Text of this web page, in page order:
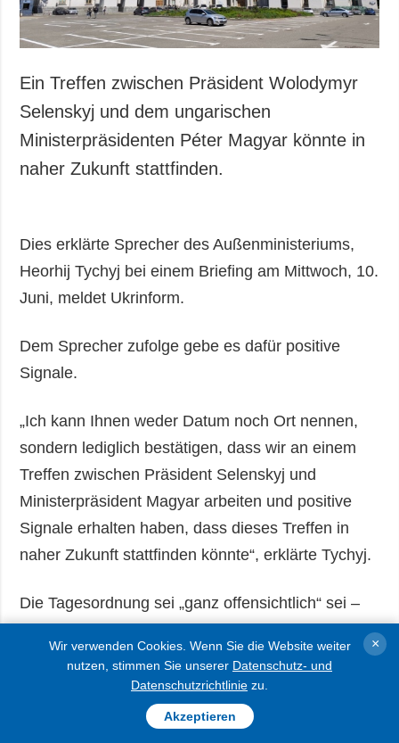
Ein Treffen zwischen Präsident Wolodymyr
Selenskyj und dem ungarischen
Ministerpräsidenten Péter Magyar könnte in
naher Zukunft stattfinden.
Dies erklärte Sprecher des Außenministeriums,
Heorhij Tychyj bei einem Briefing am Mittwoch, 10.
Juni, meldet Ukrinform.
Dem Sprecher zufolge gebe es dafür positive
Signale.
„Ich kann Ihnen weder Datum noch Ort nennen,
sondern lediglich bestätigen, dass wir an einem
Treffen zwischen Präsident Selenskyj und
Ministerpräsident Magyar arbeiten und positive
Signale erhalten haben, dass dieses Treffen in
naher Zukunft stattfinden könnte“, erklärte Tychyj.
Die Tagesordnung sei „ganz offensichtlich“ sei –
fügte der Sprecher des Außenministeriums hinzu.
Der ungarische Ministerpräsident Péter Magyar
gab bekannt, dass mit der Ukraine eine
Wir verwenden Cookies. Wenn Sie die Website weiter
nutzen, stimmen Sie unserer Datenschutz- und
Datenschutzrichtlinie zu.
Akzeptieren
×